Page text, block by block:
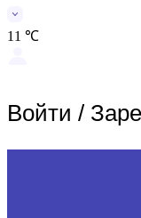
11 ℃
Войти /